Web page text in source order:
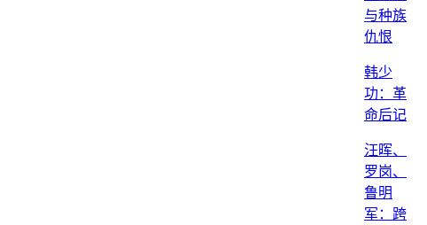
与种族
仇恨
韩少
功：革
命后记
汪晖、
罗岗、
鲁明
军：跨